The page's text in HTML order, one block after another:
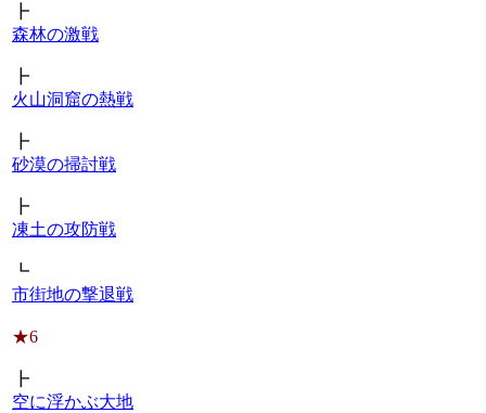
┣
森林の激戦
┣
火山洞窟の熱戦
┣
砂漠の掃討戦
┣
凍土の攻防戦
┗
市街地の撃退戦
★6
┣
空に浮かぶ大地